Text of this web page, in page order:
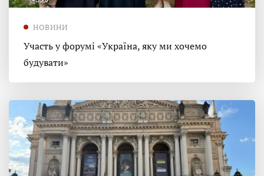
НОВИНИ
Участь у форумі «Україна, яку ми хочемо
будувати»